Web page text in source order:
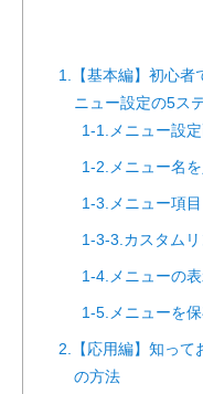
1.【基本編】初心者
ニュー設定の5ス
1-1.メニュー設定
1-2.メニュー名
1-3.メニュー項
1-3-3.カスタムリ
1-4.メニューの
1-5.メニューを
2.【応用編】知って
の方法